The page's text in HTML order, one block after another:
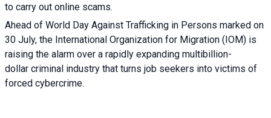
to carry out online scams.
Ahead of World Day Against Trafficking in Persons marked on
30 July, the International Organization for Migration (IOM) is
raising the alarm over a rapidly expanding multibillion-
dollar criminal industry that turns job seekers into victims of
forced cybercrime.